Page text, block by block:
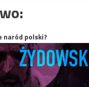
naród polski?